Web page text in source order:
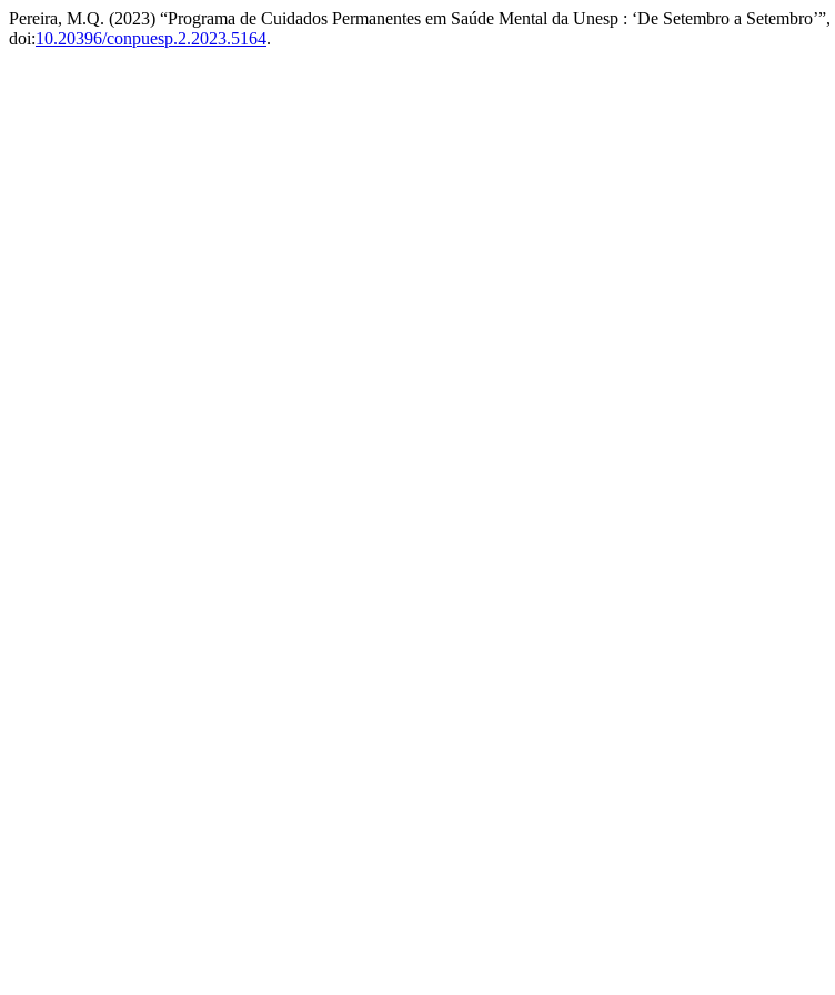
Pereira, M.Q. (2023) “Programa de Cuidados Permanentes em Saúde Mental da Unesp : ‘De Setembro a Setembro’”,
doi:10.20396/conpuesp.2.2023.5164.